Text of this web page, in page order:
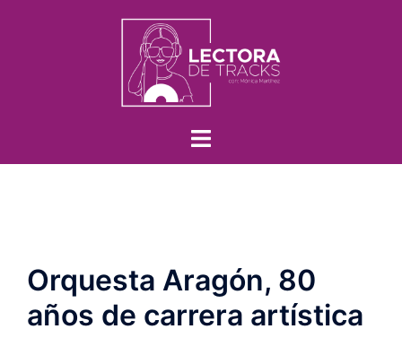
Orquesta Aragón, 80
años de carrera artística